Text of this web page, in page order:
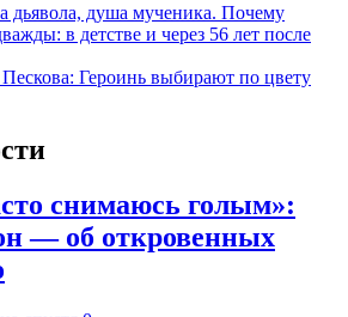
дьявола, душа мученика. Почему
в детстве и через 56 лет после
Героинь выбирают по цвету
снимаюсь голым»:
— об откровенных